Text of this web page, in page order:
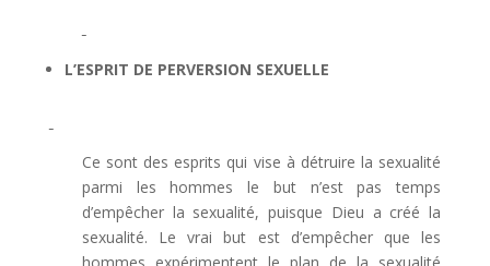
L’ESPRIT DE PERVERSION SEXUELLE
Ce sont des esprits qui vise à détruire la sexualité
parmi les hommes le but n’est pas temps
d’empêcher la sexualité, puisque Dieu a créé la
sexualité. Le vrai but est d’empêcher que les